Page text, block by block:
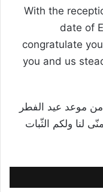
With the
date of
congratulate
you and us
موعد عيد الفطر
لنا ولكم الثّبات